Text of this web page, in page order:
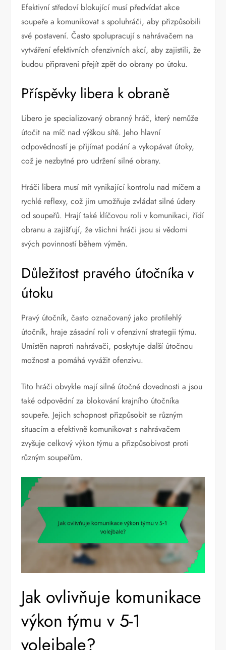
Efektivní středoví blokující musí předvídat akce
soupeře a komunikovat s spoluhráči, aby přizpůsobili
své postavení. Často spolupracují s nahrávačem na
vytváření efektivních ofenzivních akcí, aby zajistili, že
budou připraveni přejít zpět do obrany po útoku.
Příspěvky libera k obraně
Libero je specializovaný obranný hráč, který nemůže
útočit na míč nad výškou sítě. Jeho hlavní
odpovědností je přijímat podání a vykopávat útoky,
což je nezbytné pro udržení silné obrany.
Hráči libera musí mít vynikající kontrolu nad míčem a
rychlé reflexy, což jim umožňuje zvládat silné údery
od soupeřů. Hrají také klíčovou roli v komunikaci, řídí
obranu a zajišťují, že všichni hráči jsou si vědomi
svých povinností během výměn.
Důležitost pravého útočníka v
útoku
Pravý útočník, často označovaný jako protilehlý
útočník, hraje zásadní roli v ofenzivní strategii týmu.
Umístěn naproti nahrávači, poskytuje další útočnou
možnost a pomáhá vyvážit ofenzivu.
Tito hráči obvykle mají silné útočné dovednosti a jsou
také odpovědní za blokování krajního útočníka
soupeře. Jejich schopnost přizpůsobit se různým
situacím a efektivně komunikovat s nahrávačem
zvyšuje celkový výkon týmu a přizpůsobivost proti
různým soupeřům.
Jak ovlivňuje komunikace
výkon týmu v 5-1
volejbale?